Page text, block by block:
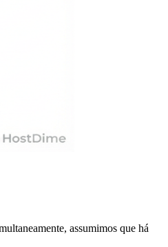
assumimos que há